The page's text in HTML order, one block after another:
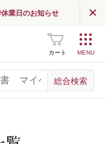
業日のお知らせ
カート